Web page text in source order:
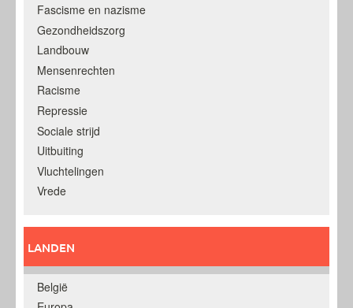
Fascisme en nazisme
Gezondheidszorg
Landbouw
Mensenrechten
Racisme
Repressie
Sociale strijd
Uitbuiting
Vluchtelingen
Vrede
LANDEN
België